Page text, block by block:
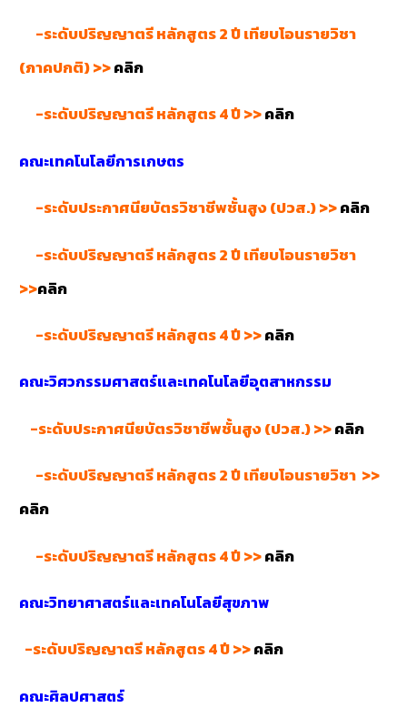
-ระดับปริญญาตรี หลักสูตร 2 ปี เทียบโอนรายวิชา
(ภาคปกติ) >>คลิก
-ระดับปริญญาตรี หลักสูตร 4 ปี >>คลิก
คณะเทคโนโลยีการเกษตร
-ระดับประกาศนียบัตรวิชาชีพชั้นสูง (ปวส.) >>คลิก
-ระดับปริญญาตรี หลักสูตร 2 ปี เทียบโอนรายวิชา
>>คลิก
-ระดับปริญญาตรี หลักสูตร 4 ปี >>คลิก
คณะวิศวกรรมศาสตร์และเทคโนโลยีอุตสาหกรรม
-ระดับประกาศนียบัตรวิชาชีพชั้นสูง (ปวส.) >>คลิก
-ระดับปริญญาตรี หลักสูตร 2 ปี เทียบโอนรายวิชา >>
คลิก
-ระดับปริญญาตรี หลักสูตร 4 ปี >>คลิก
คณะวิทยาศาสตร์และเทคโนโลยีสุขภาพ
-ระดับปริญญาตรี หลักสูตร 4 ปี >>คลิก
คณะศิลปศาสตร์